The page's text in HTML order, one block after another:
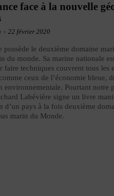
face à la nouvelle
- 22 février 2020
possède le deuxième domaine
du monde. Sa marine nationale
faire techniques couvrent tous les
ceux de l’économie bleue,
environnementale. Pourtant notre
Labévière signe un livre
d’un pays à la fois deuxième
marin du Monde.